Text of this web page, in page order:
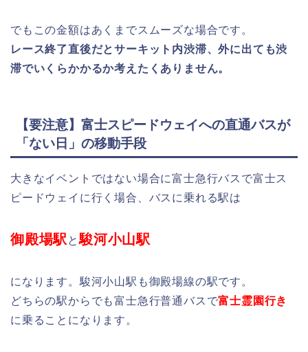
でもこの金額はあくまでスムーズな場合です。
レース終了直後だとサーキット内渋滞、外に出ても渋
滞でいくらかかるか考えたくありません。
【要注意】富士スピードウェイへの直通バスが
「ない日」の移動手段
大きなイベントではない場合に富士急行バスで富士ス
ピードウェイに行く場合、バスに乗れる駅は
御殿場駅 と駿河小山駅
になります。駿河小山駅も御殿場線の駅です。
どちらの駅からでも富士急行普通バスで富士霊園行き
に乗ることになります。